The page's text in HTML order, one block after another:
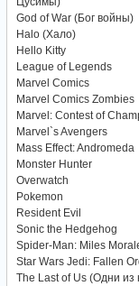
God of War (Бог войны)
Halo (Хало)
Hello Kitty
League of Legends
Marvel Comics
Marvel Comics Zombies
Marvel: Contest of
Marvel`s Avengers
Mass Effect: Andromeda
Monster Hunter
Overwatch
Pokemon
Resident Evil
Sonic the Hedgehog
Spider-Man: Miles
Star Wars Jedi: Fallen
The Last of Us (Одни из